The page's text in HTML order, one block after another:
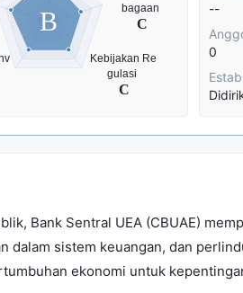
B
--
0
Bank Sentral UEA (CBUAE)
dalam sistem keuangan, dan
ekonomi untuk